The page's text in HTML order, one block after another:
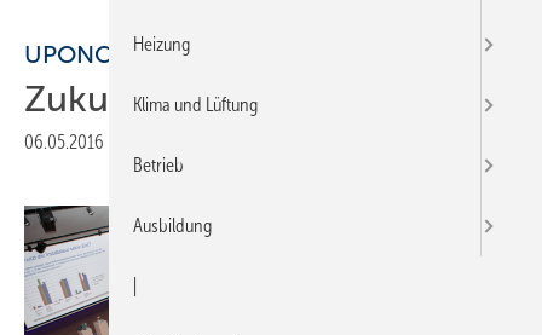
UPONOR
Zukunft nachhaltig gestalten
06.05.2016
Heizung
Klima und Lüftung
Betrieb
Ausbildung